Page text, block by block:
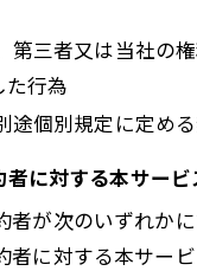
第三者又は当社の
た行為
途個別規定に定め
に対する本サービ
者が次のいずれか
者に対する本サー